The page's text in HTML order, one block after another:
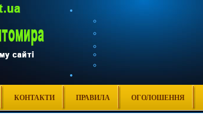
КОНТАКТИ ПРАВИЛА ОГОЛОШЕННЯ